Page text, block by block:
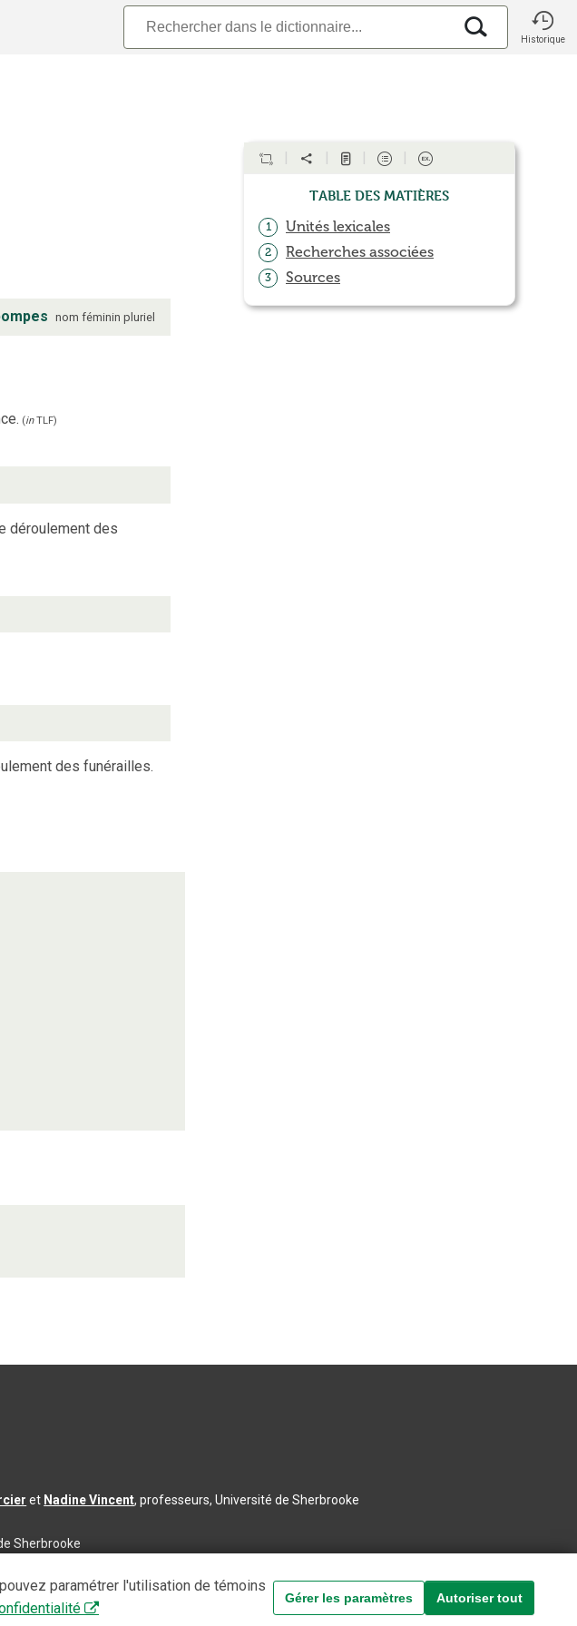
Historique
nom féminin pluriel
(inTLF)
déroulement des
des funérailles.
Table des matières
1 Unités lexicales
2 Recherches associées
3 Sources
et Nadine Vincent, professeurs, Université de Sherbrooke
Sherbrooke
paramétrer l'utilisation de témoins
Gérer les paramètres Autoriser tout